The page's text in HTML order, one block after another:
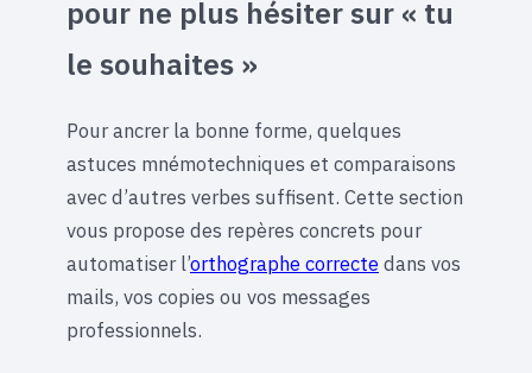
pour ne plus hésiter sur « tu
le souhaites »
Pour ancrer la bonne forme, quelques
astuces mnémotechniques et comparaisons
avec d’autres verbes suffisent. Cette section
vous propose des repères concrets pour
automatiser l’orthographe correctedans vos
mails, vos copies ou vos messages
professionnels.